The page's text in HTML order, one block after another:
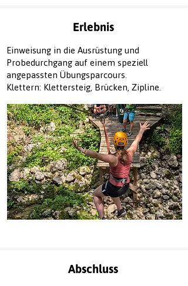
Erlebnis
Einweisung in die Ausrüstung und
Probedurchgang auf einem speziell
angepassten Übungsparcours.
Klettern: Klettersteig, Brücken, Zipline.
Abschluss